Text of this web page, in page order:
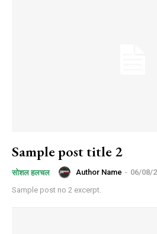
Sample post title 2
सोशल हलचल Author Name - 06/08/
Sample post no 2 excerpt.